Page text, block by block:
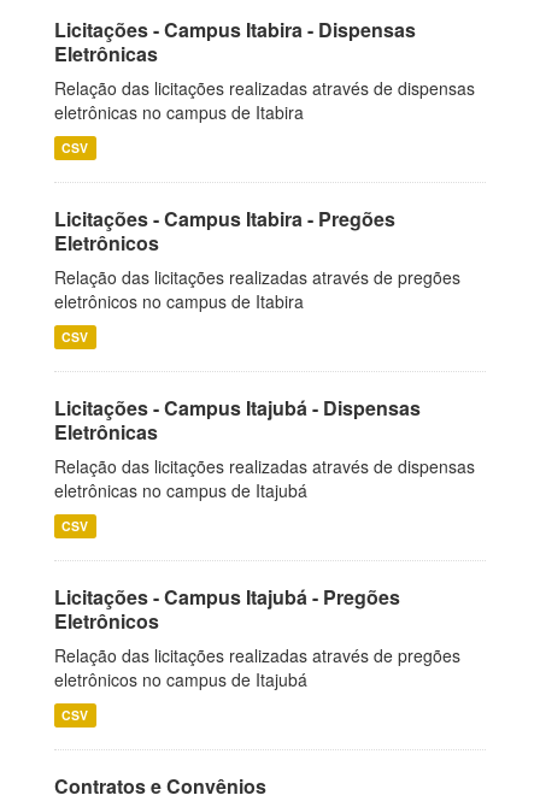
Licitações - Campus Itabira - Dispensas
Eletrônicas
Relação das licitações realizadas através de dispensas
eletrônicas no campus de Itabira
CSV
Licitações - Campus Itabira - Pregões
Eletrônicos
Relação das licitações realizadas através de pregões
eletrônicos no campus de Itabira
CSV
Licitações - Campus Itajubá - Dispensas
Eletrônicas
Relação das licitações realizadas através de dispensas
eletrônicas no campus de Itajubá
CSV
Licitações - Campus Itajubá - Pregões
Eletrônicos
Relação das licitações realizadas através de pregões
eletrônicos no campus de Itajubá
CSV
Contratos e Convênios